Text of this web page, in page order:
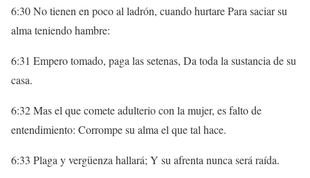
6:30 No tienen en poco al ladrón, cuando hurtare Para saciar su
alma teniendo hambre:
6:31 Empero tomado, paga las setenas, Da toda la sustancia de su
casa.
6:32 Mas el que comete adulterio con la mujer, es falto de
entendimiento: Corrompe su alma el que tal hace.
6:33 Plaga y vergüenza hallará; Y su afrenta nunca será raída.